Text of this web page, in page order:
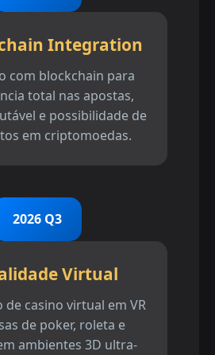
Integration
com blockchain para
total nas apostas,
e possibilidade de
em criptomoedas.
2026 Q3
Virtual
de casino virtual em VR
de poker, roleta e
ambientes 3D ultra-